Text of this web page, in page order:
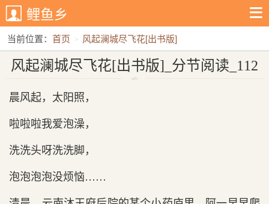
鲤鱼乡
当前位置： 首页
风起澜城尽飞花[出书版]
风起澜城尽飞花[出书版]_分节阅读_112
风起澜城尽飞花[出书版]_分节阅读_112
晨风起，太阳照，
啦啦啦我爱泡澡，
洗洗头呀洗洗脚，
泡泡泡泡没烦恼……